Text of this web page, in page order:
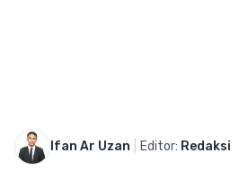
Ifan Ar Uzan Editor: Redaksi